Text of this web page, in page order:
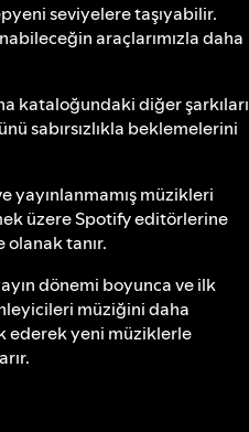
seviyelere taşıyabilir.
araçlarımızla daha
kataloğundaki diğer şarkıları
sabırsızlıkla beklemelerini
yayınlanmamış müzikleri
üzere Spotify editörlerine
tanır.
dönemi boyunca ve ilk
müziğini daha
ederek yeni müziklerle